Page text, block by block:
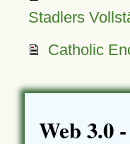
Stadlers
Catholic
Web 3.0 -